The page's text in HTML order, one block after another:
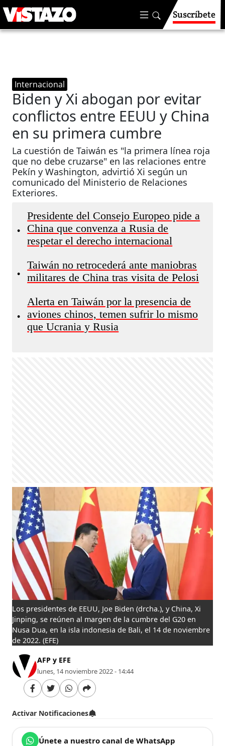
Suscríbete
Internacional
Biden y Xi abogan por evitar
conflictos entre EEUU y China
en su primera cumbre
La cuestión de Taiwán es "la primera línea roja
que no debe cruzarse" en las relaciones entre
Pekín y Washington, advirtió Xi según un
comunicado del Ministerio de Relaciones
Exteriores.
•
Presidente del Consejo Europeo pide a
China que convenza a Rusia de
respetar el derecho internacional
•
Taiwán no retrocederá ante maniobras
militares de China tras visita de Pelosi
•
Alerta en Taiwán por la presencia de
aviones chinos, temen sufrir lo mismo
que Ucrania y Rusia
Los presidentes de EEUU, Joe Biden (drcha.), y China, Xi
Jinping, se reúnen al margen de la cumbre del G20 en
Nusa Dua, en la isla indonesia de Bali, el 14 de noviembre
de 2022. (EFE)
AFP y EFE
lunes, 14 noviembre 2022 - 14:44
Activar Notificaciones
Únete a nuestro canal de WhatsApp